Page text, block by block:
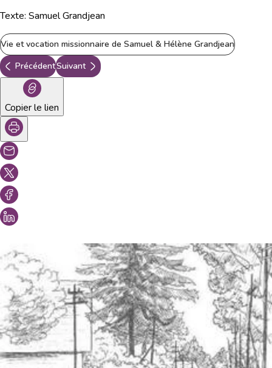
Texte: Samuel Grandjean
Vie et vocation missionnaire de Samuel & Hélène Grandjean
PrécédentSuivant
Copier le lien